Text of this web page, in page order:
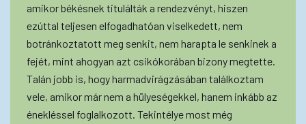
amikor békésnek titulálták a rendezvényt, hiszen
ezúttal teljesen elfogadhatóan viselkedett, nem
botránkoztatott meg senkit, nem harapta le senkinek a
fejét, mint ahogyan azt csikókorában bizony megtette.
Talán jobb is, hogy harmadvirágzásában találkoztam
vele, amikor már nem a hülyeségekkel, hanem inkább az
énekléssel foglalkozott. Tekintélye most még